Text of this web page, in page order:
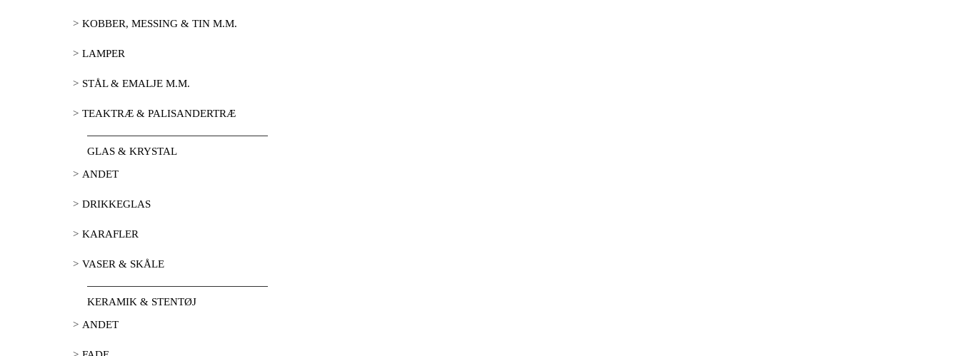
KOBBER, MESSING & TIN M.M.
LAMPER
STÅL & EMALJE M.M.
TEAKTRÆ & PALISANDERTRÆ
GLAS & KRYSTAL
ANDET
DRIKKEGLAS
KARAFLER
VASER & SKÅLE
KERAMIK & STENTØJ
ANDET